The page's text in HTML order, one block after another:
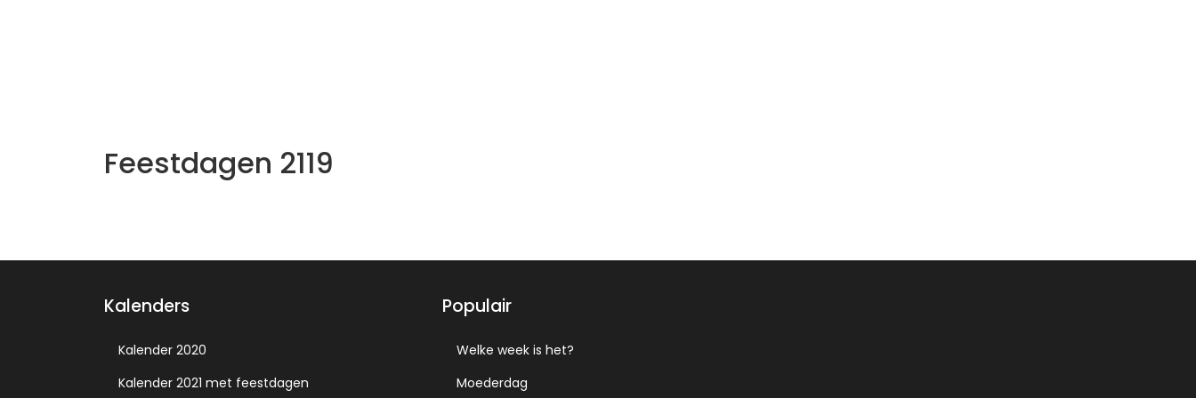
Feestdagen 2119
Kalenders
Kalender 2020
Kalender 2021 met feestdagen
Populair
Welke week is het?
Moederdag